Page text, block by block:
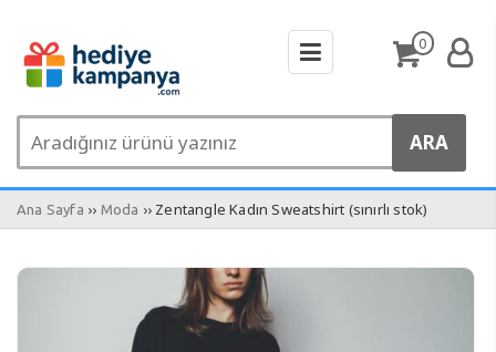
0
Ana Sayfa ›› Moda ›› Zentangle Kadın Sweatshirt (sınırlı stok)